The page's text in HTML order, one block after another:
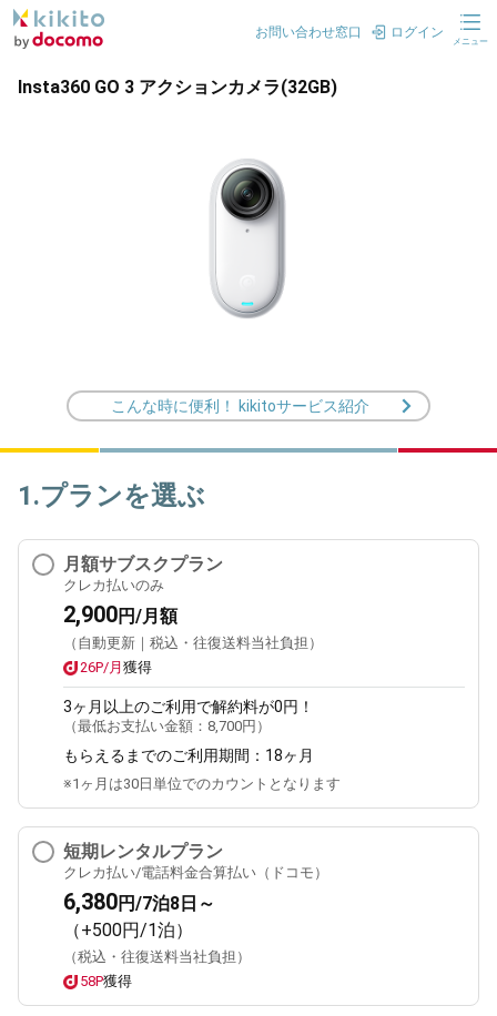
お問い合わせ窓口 ログイン
メニュー
Insta360 GO 3 アクションカメラ(32GB)
こんな時に便利！ kikitoサービス紹介
1.プランを選ぶ
月額サブスクプラン
クレカ払いのみ
2,900円/月額
（自動更新｜税込・往復送料当社負担）
26P/月 獲得
3ヶ月 以上のご利用で解約料が0円！
（最低お支払い金額： 8,700円 ）
もらえるまでのご利用期間： 18ヶ月
※1ヶ月は30日単位でのカウントとなります
短期レンタルプラン
クレカ払い/電話料金合算払い（ドコモ）
6,380円/7泊8日～
（+500円/1泊）
（税込・往復送料当社負担）
58P獲得